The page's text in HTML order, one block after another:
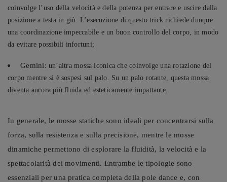
coinvolge l’uso della velocità e della potenza per entrare e uscire dalla
posizione a testa in giù. L’esecuzione di questo trick richiede dunque
una coordinazione impeccabile e un buon controllo del corpo, in modo
da evitare possibili infortuni;
Gemini:un’altra mossa iconica che coinvolge una rotazione del
corpo mentre si è sospesi sul palo. Su un palo rotante, questa mossa
diventa ancora più fluida ed esteticamente impattante.
In generale, le mosse statiche sono ideali per concentrarsi sulla
forza, sulla resistenza e sulla precisione, mentre le mosse
dinamiche permettono di esplorare la fluidità, la velocità e la
spettacolarità dei movimenti. Entrambe le tipologie sono
essenziali per una pratica completa della pole dance e, con